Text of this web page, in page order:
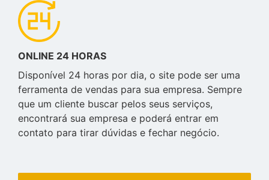
ONLINE 24 HORAS
Disponível 24 horas por dia, o site pode ser uma
ferramenta de vendas para sua empresa. Sempre
que um cliente buscar pelos seus serviços,
encontrará sua empresa e poderá entrar em
contato para tirar dúvidas e fechar negócio.